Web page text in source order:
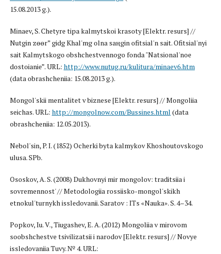
15.08.2013 g.).
Minaev, S. Chetyre tipa kalmytskoi krasoty [Elektr. resurs] //
Nutgin zөөr” gidg Khal'mg olna saңgin ofitsial'n sait. Ofitsial'nyi
sait Kalmytskogo obshchestvennogo fonda "Natsional'noe
dostoianie”. URL: http://www.nutug.ru/kulitura/minaev6.htm
(data obrashcheniia: 15.08.2013 g.).
Mongol'skii mentalitet v biznese [Elektr. resurs] // Mongoliia
seichas. URL: http://mongolnow.com/Bussines.html (data
obrashcheniia: 12.05.2013).
Nebol'sin, P. I. (1852) Ocherki byta kalmykov Khoshoutovskogo
ulusa. SPb.
Ososkov, A. S. (2008) Dukhovnyi mir mongolov: traditsiia i
sovremennost' // Metodologiia rossiisko-mongol'skikh
etnokul'turnykh issledovanii. Saratov : ITs «Nauka». S. 4–34.
Popkov, Iu. V., Tiugashev, E. A. (2012) Mongoliia v mirovom
soobshchestve tsivilizatsii i narodov [Elektr. resurs] // Novye
issledovaniia Tuvy. № 4. URL: